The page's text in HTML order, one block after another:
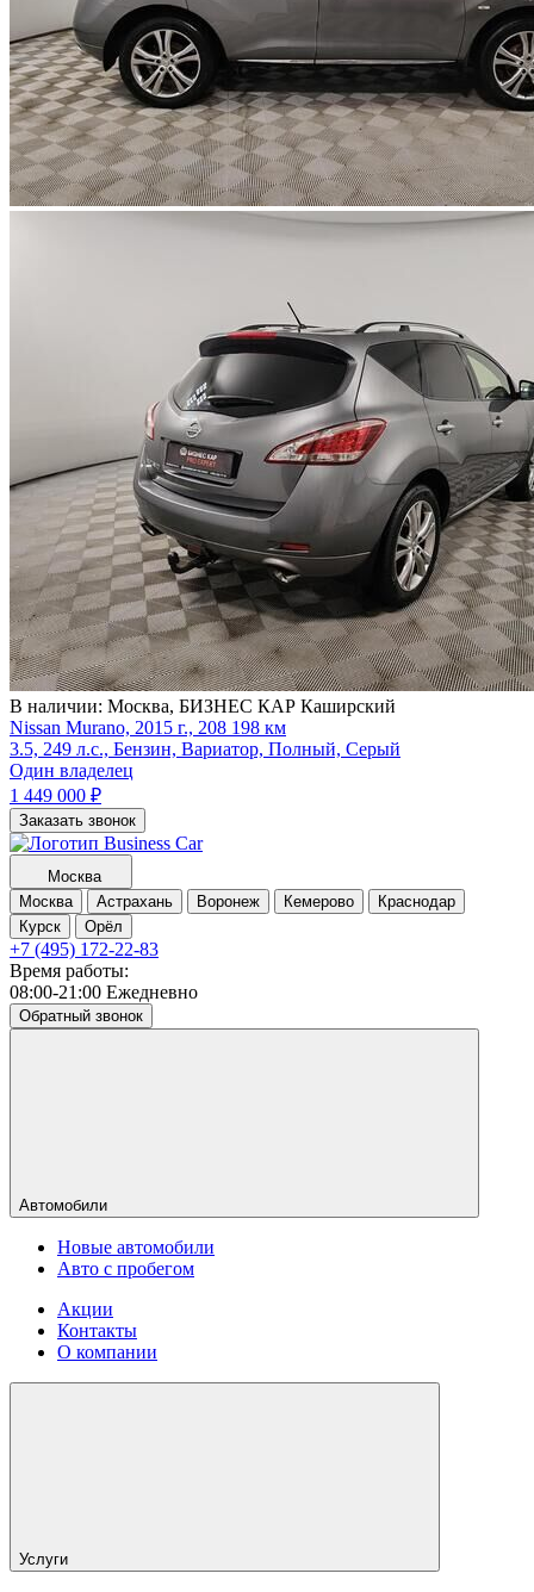
В наличии: Москва, БИЗНЕС КАР Каширский
Nissan Murano, 2015 г., 208 198 км
3.5, 249 л.с., Бензин, Вариатор, Полный, Серый
Один владелец
1 449 000 ₽
Заказать звонок
Москва
Москва
Астрахань Воронеж Кемерово
Краснодар
Курск
Орёл
+7 (495) 172-22-83
Время работы:
08:00-21:00 Ежедневно
Обратный звонок
Автомобили
Новые автомобили
Авто с пробегом
Акции
Контакты
О компании
Услуги